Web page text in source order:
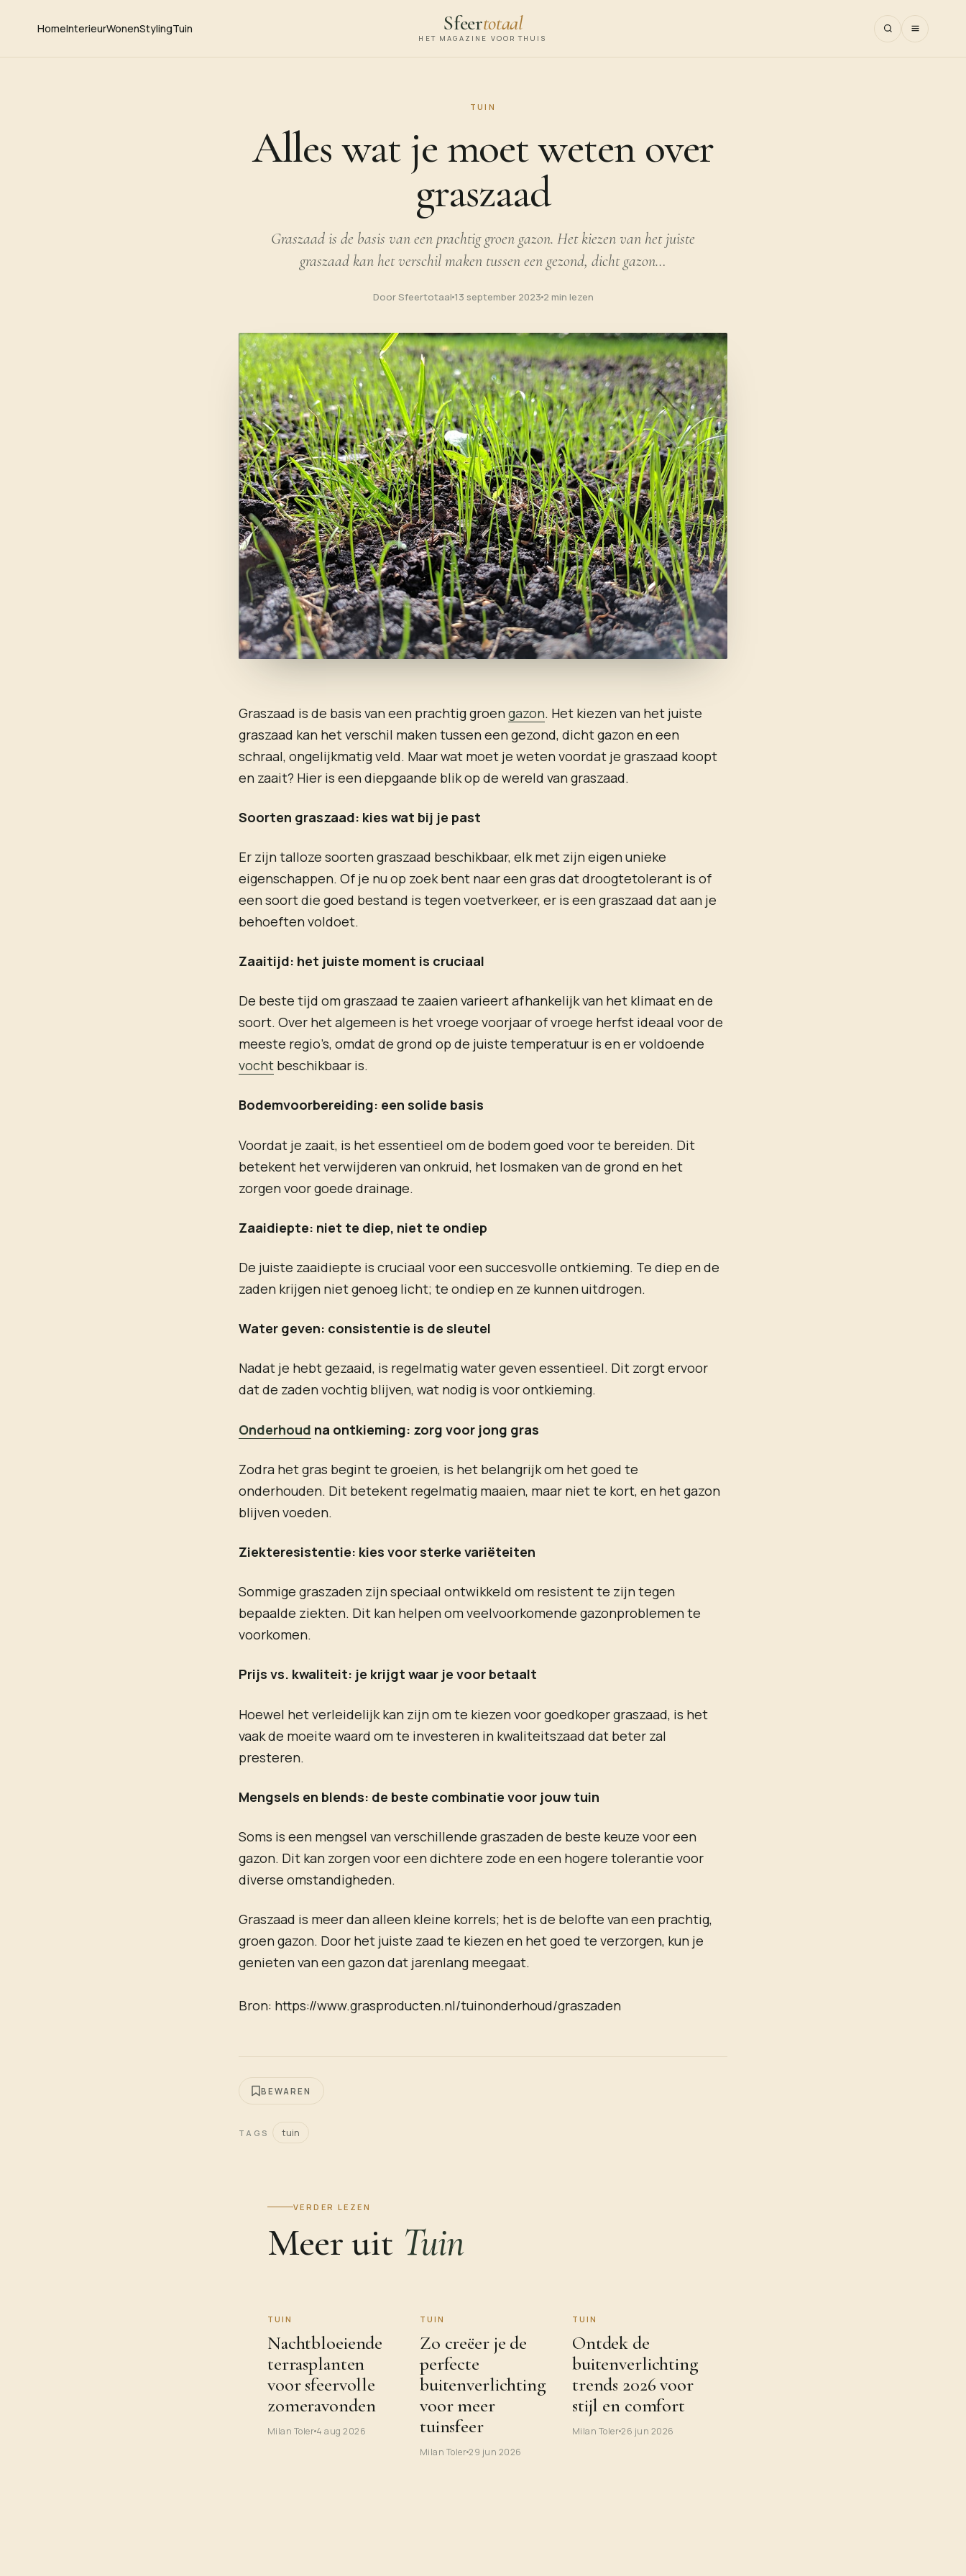
HomeInterieurWonenStylingTuin Sfeertotaal
HET MAGAZINE VOOR THUIS
TUIN
Alles wat je moet weten over
graszaad
Graszaad is de basis van een prachtig groen gazon. Het kiezen van het juiste
graszaad kan het verschil maken tussen een gezond, dicht gazon…
Door Sfeertotaal13 september 20232 min lezen
Graszaad is de basis van een prachtig groengazon. Het kiezen van het juiste
graszaad kan het verschil maken tussen een gezond, dicht gazon en een
schraal, ongelijkmatig veld. Maar wat moet je weten voordat je graszaad koopt
en zaait? Hier is een diepgaande blik op de wereld van graszaad.
Soorten graszaad: kies wat bij je past
Er zijn talloze soorten graszaad beschikbaar, elk met zijn eigen unieke
eigenschappen. Of je nu op zoek bent naar een gras dat droogtetolerant is of
een soort die goed bestand is tegen voetverkeer, er is een graszaad dat aan je
behoeften voldoet.
Zaaitijd: het juiste moment is cruciaal
De beste tijd om graszaad te zaaien varieert afhankelijk van het klimaat en de
soort. Over het algemeen is het vroege voorjaar of vroege herfst ideaal voor de
meeste regio’s, omdat de grond op de juiste temperatuur is en er voldoende
vocht beschikbaar is.
Bodemvoorbereiding: een solide basis
Voordat je zaait, is het essentieel om de bodem goed voor te bereiden. Dit
betekent het verwijderen van onkruid, het losmaken van de grond en het
zorgen voor goede drainage.
Zaaidiepte: niet te diep, niet te ondiep
De juiste zaaidiepte is cruciaal voor een succesvolle ontkieming. Te diep en de
zaden krijgen niet genoeg licht; te ondiep en ze kunnen uitdrogen.
Water geven: consistentie is de sleutel
Nadat je hebt gezaaid, is regelmatig water geven essentieel. Dit zorgt ervoor
dat de zaden vochtig blijven, wat nodig is voor ontkieming.
Onderhoud na ontkieming: zorg voor jong gras
Zodra het gras begint te groeien, is het belangrijk om het goed te
onderhouden. Dit betekent regelmatig maaien, maar niet te kort, en het gazon
blijven voeden.
Ziekteresistentie: kies voor sterke variëteiten
Sommige graszaden zijn speciaal ontwikkeld om resistent te zijn tegen
bepaalde ziekten. Dit kan helpen om veelvoorkomende gazonproblemen te
voorkomen.
Prijs vs. kwaliteit: je krijgt waar je voor betaalt
Hoewel het verleidelijk kan zijn om te kiezen voor goedkoper graszaad, is het
vaak de moeite waard om te investeren in kwaliteitszaad dat beter zal
presteren.
Mengsels en blends: de beste combinatie voor jouw tuin
Soms is een mengsel van verschillende graszaden de beste keuze voor een
gazon. Dit kan zorgen voor een dichtere zode en een hogere tolerantie voor
diverse omstandigheden.
Graszaad is meer dan alleen kleine korrels; het is de belofte van een prachtig,
groen gazon. Door het juiste zaad te kiezen en het goed te verzorgen, kun je
genieten van een gazon dat jarenlang meegaat.
Bron: https://www.grasproducten.nl/tuinonderhoud/graszaden
BEWAREN
TAGS tuin
VERDER LEZEN
Meer uit Tuin
TUIN
Nachtbloeiende
terrasplanten
voor sfeervolle
zomeravonden
Milan Toler 4 aug 2026
TUIN
Zo creëer je de
perfecte
buitenverlichting
voor meer
tuinsfeer
Milan Toler29 jun 2026
TUIN
Ontdek de
buitenverlichting
trends 2026 voor
stijl en comfort
Milan Toler26 jun 2026